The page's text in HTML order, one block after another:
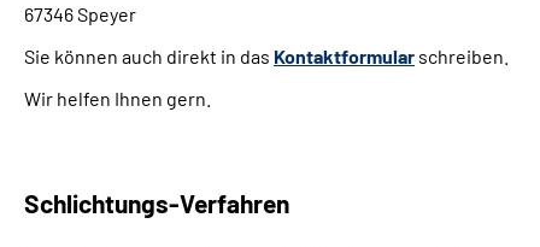
67346 Speyer
Sie können auch direkt in das Kontaktformular schreiben.
Wir helfen Ihnen gern.
Schlichtungs-Verfahren